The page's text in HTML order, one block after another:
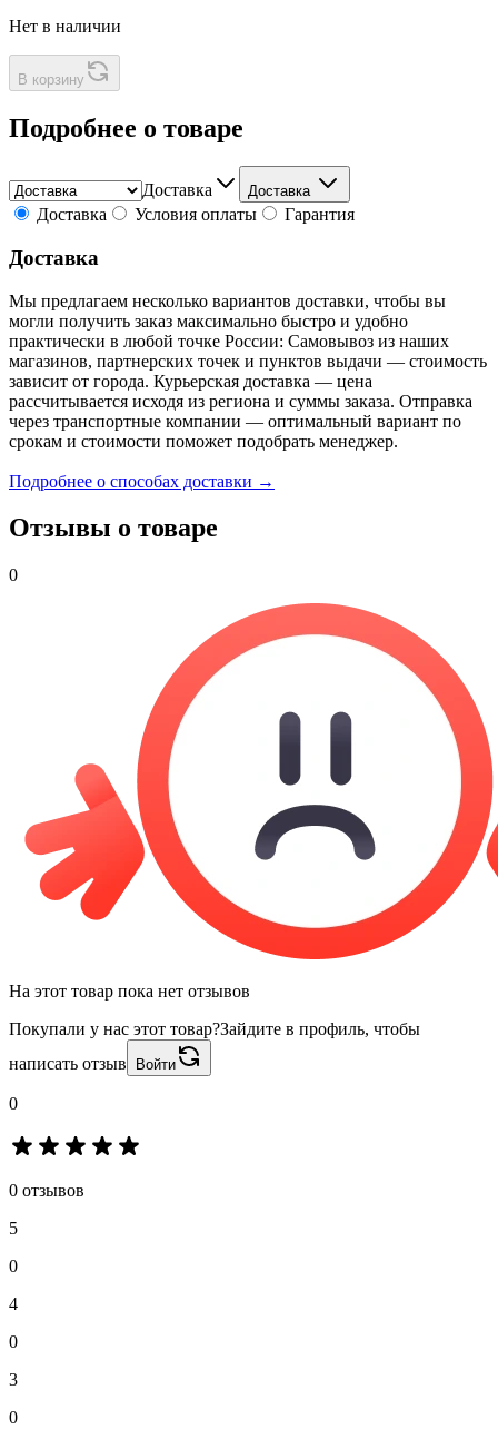
Нет в наличии
В корзину
Подробнее о товаре
Доставка Доставка
Доставка Условия оплаты Гарантия
Доставка
Мы предлагаем несколько вариантов доставки, чтобы вы
могли получить заказ максимально быстро и удобно
практически в любой точке России: Самовывоз из наших
магазинов, партнерских точек и пунктов выдачи — стоимость
зависит от города. Курьерская доставка — цена
рассчитывается исходя из региона и суммы заказа. Отправка
через транспортные компании — оптимальный вариант по
срокам и стоимости поможет подобрать менеджер.
Подробнее о способах доставки →
Отзывы о товаре
0
На этот товар пока нет отзывов
Покупали у нас этот товар?Зайдите в профиль, чтобы
написать отзыв
Войти
0
0 отзывов
5
0
4
0
3
0